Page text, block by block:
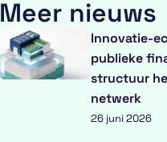
Meer nieuws
Innovatie-
publieke
structuur
netwerk
26 juni 2026